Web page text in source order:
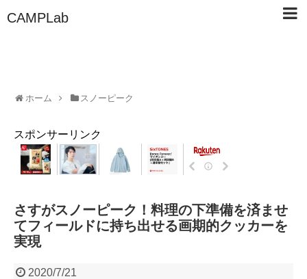
CAMPLab
ホーム スノーピーク
スポンサーリンク
さすがスノーピーク！料理の下準備を済ませ
てフィールドに持ち出せる画期的クッカーを
実現
2020/7/21